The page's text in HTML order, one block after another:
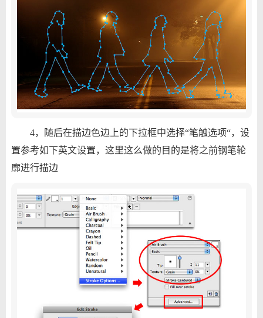
4，随后在描边色边上的下拉框中选择“笔触选项“，设
置参考如下英文设置，这里这么做的目的是将之前钢笔轮
廓进行描边